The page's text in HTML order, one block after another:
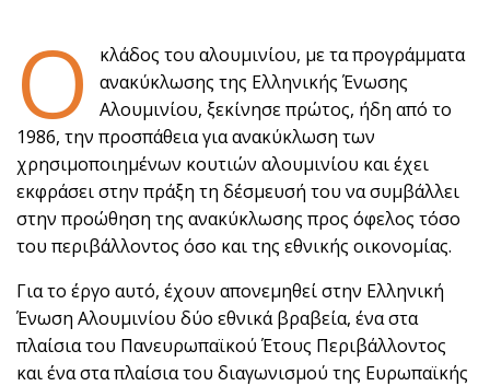
Ο
κλάδος του αλουμινίου, με τα προγράμματα
ανακύκλωσης της Ελληνικής Ένωσης
Αλουμινίου, ξεκίνησε πρώτος, ήδη από το
1986, την προσπάθεια για ανακύκλωση των
χρησιμοποιημένων κουτιών αλουμινίου και έχει
εκφράσει στην πράξη τη δέσμευσή του να συμβάλλει
στην προώθηση της ανακύκλωσης προς όφελος τόσο
του περιβάλλοντος όσο και της εθνικής οικονομίας.
Για το έργο αυτό, έχουν απονεμηθεί στην Ελληνική
Ένωση Αλουμινίου δύο εθνικά βραβεία, ένα στα
πλαίσια του Πανευρωπαϊκού Έτους Περιβάλλοντος
και ένα στα πλαίσια του διαγωνισμού της Ευρωπαϊκής